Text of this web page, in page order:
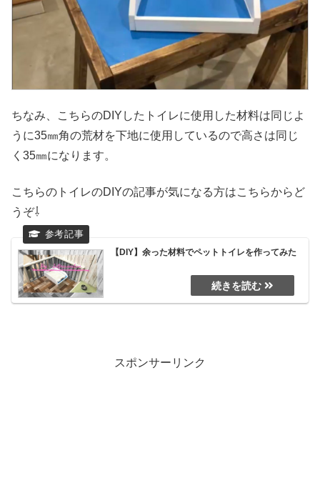
ちなみ、こちらのDIYしたトイレに使用した材料は同じよ
うに35㎜角の荒材を下地に使用しているので高さは同じ
く35㎜になります。
こちらのトイレのDIYの記事が気になる方はこちらからど
うぞ⇩
【DIY】余った材料でペットトイレを作ってみた
スポンサーリンク